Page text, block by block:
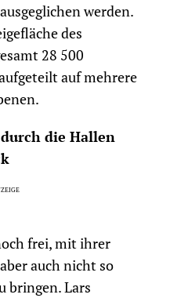
werden.
des
28 500
auf mehrere
die Hallen
frei, mit ihrer
auch nicht so
bringen. Lars